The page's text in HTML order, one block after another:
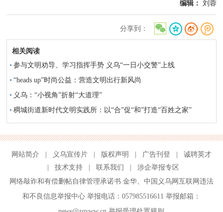
编辑： 刘蓉
分享到：
相关阅读
参与文明劝导、学习指挥手势 义乌“一日小交警”上线
“heads up”时尚公益：营造文明出行新风尚
义乌：“小视角”折射“大道理”
稠城街道新时代文明实践所：以“合”促“和”打造“百姓之家”
网站简介 义乌宣传片 版权声明 广告刊登
诚聘英才
技术支持 联系我们
涉企举报专区
网络敲诈和有偿删帖自律管理承诺书 金华、 中国义乌网互联网违法
和不良信息举报中心举报电话：057985516611 举报邮箱：